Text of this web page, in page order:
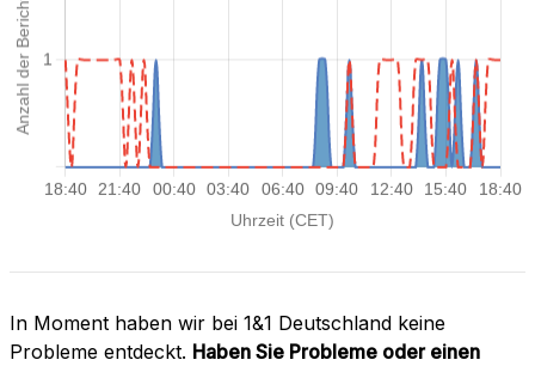
In Moment haben wir bei 1&1 Deutschland keine
Probleme entdeckt. Haben Sie Probleme oder einen